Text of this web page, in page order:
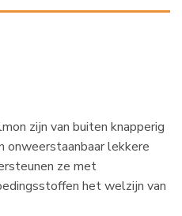
zijn van buiten knapperig
onweerstaanbaar lekkere
ze met
het welzijn van